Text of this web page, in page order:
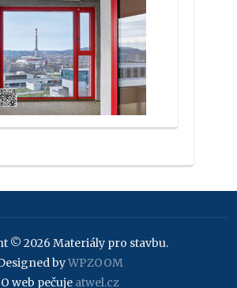
© 2026 Materiály pro stavbu.
byWPZOOM
O web pečuje atwel.cz